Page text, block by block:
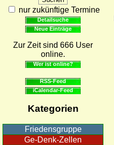
nur zukünftige Termine
Detailsuche
Neue Einträge
Zur Zeit sind 666 User
online.
Wer ist online?
RSS-Feed
iCalendar-Feed
Kategorien
Friedensgruppe
Ge-Denk-Zellen